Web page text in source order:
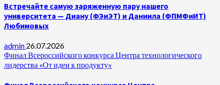
Встречайте самую заряженную пару нашего
университета — Диану (ФЭиЭТ) и Даниила (ФПМФиИТ)
Любимовых
admin 26.07.2026
Финал Всероссийского конкурса Центра технологического
лидерства «От идеи к продукту»